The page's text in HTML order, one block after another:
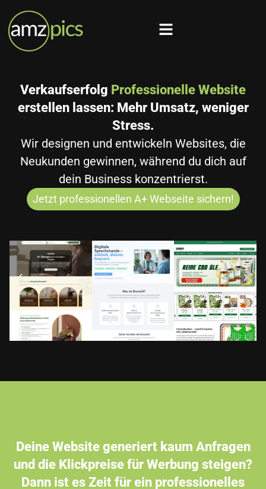
Verkaufserfolg Professionelle Website
erstellen lassen: Mehr Umsatz, weniger
Stress.
Wir designen und entwickeln Websites, die
Neukunden gewinnen, während du dich auf
dein Business konzentrierst.
Jetzt professionellen A+ Webseite sichern!
Deine Website generiert kaum Anfragen
und die Klickpreise für Werbung steigen?
Dann ist es Zeit für ein professionelles